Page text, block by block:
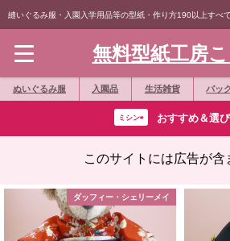
縫いぐるみ服・入園入学用品等の型紙・作り方190以上すべ
無料型紙工房
ぬいぐるみ服 入園品 生活雑貨 バッ
ミシン⇨ おすすめ＆選
このサイトには広告が含
ダッフィー・シェリーメイ